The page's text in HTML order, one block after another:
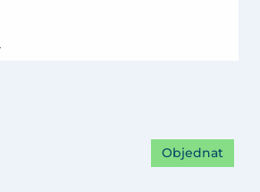
Objednat